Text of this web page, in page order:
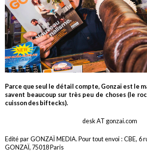
Parce que seul le détail compte, Gonzaï est le
savent beaucoup sur très peu de choses (le
cuisson des biftecks).
desk AT gonzai.com
Edité par GONZAÏ MEDIA. Pour tout envoi : CBE, 6
GONZAÏ, 75018 Paris